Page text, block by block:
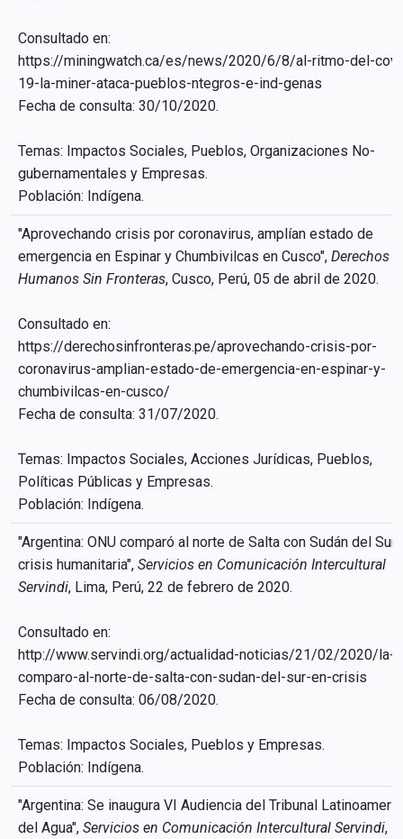
Consultado en:
https://miningwatch.ca/es/news/2020/6/8/al-ritmo-del-
19-la-miner-ataca-pueblos-ntegros-e-ind-genas
Fecha de consulta: 30/10/2020.
Temas: Impactos Sociales, Pueblos, Organizaciones No-
gubernamentales y Empresas.
Población: Indígena.
"Aprovechando crisis por coronavirus, amplían estado de
emergencia en Espinar y Chumbivilcas en Cusco", Derechos
Humanos Sin Fronteras, Cusco, Perú, 05 de abril de 2020.
Consultado en:
https://derechosinfronteras.pe/aprovechando-crisis-por-
coronavirus-amplian-estado-de-emergencia-en-espinar-y-
chumbivilcas-en-cusco/
Fecha de consulta: 31/07/2020.
Temas: Impactos Sociales, Acciones Jurídicas, Pueblos,
Políticas Públicas y Empresas.
Población: Indígena.
"Argentina: ONU comparó al norte de Salta con Sudán del Sur
crisis humanitaria", Servicios en Comunicación Intercultural
Servindi, Lima, Perú, 22 de febrero de 2020.
Consultado en:
http://www.servindi.org/actualidad-noticias/21/02/2020/la-
comparo-al-norte-de-salta-con-sudan-del-sur-en-crisis
Fecha de consulta: 06/08/2020.
Temas: Impactos Sociales, Pueblos y Empresas.
Población: Indígena.
"Argentina: Se inaugura VI Audiencia del Tribunal
del Agua", Servicios en Comunicación Intercultural Servindi,